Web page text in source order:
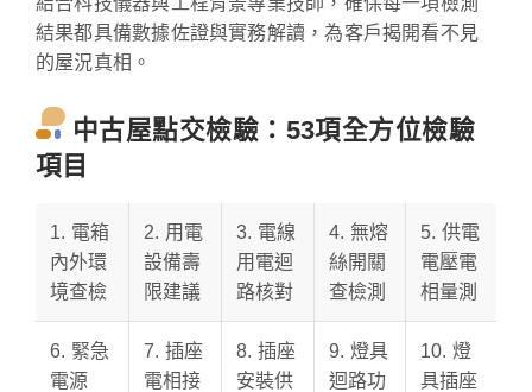
結果都具備數據佐證與實務解讀，為客戶揭開看不見
的屋況真相。
中古屋點交檢驗：53項全方位檢驗
項目
1. 電箱
內外環
境查檢
2. 用電
設備壽
限建議
3. 電線
用電迴
路核對
4. 無熔
絲開關
查檢測
5. 供電
電壓電
相量測
6. 緊急
電源
7. 插座
電相接
8. 插座
安裝供
9. 燈具
迴路功
10. 燈
具插座